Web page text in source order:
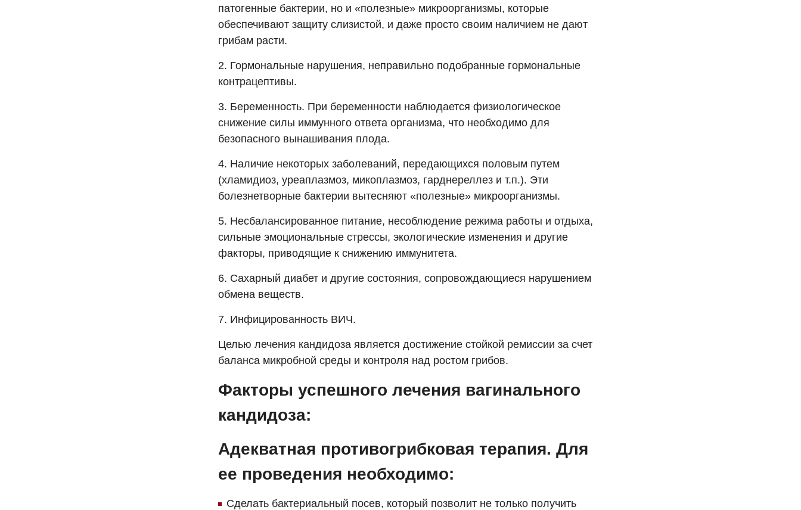
патогенные бактерии, но и «полезные» микроорганизмы, которые
обеспечивают защиту слизистой, и даже просто своим наличием не дают
грибам расти.
2. Гормональные нарушения, неправильно подобранные гормональные
контрацептивы.
3. Беременность. При беременности наблюдается физиологическое
снижение силы иммунного ответа организма, что необходимо для
безопасного вынашивания плода.
4. Наличие некоторых заболеваний, передающихся половым путем
(хламидиоз, уреаплазмоз, микоплазмоз, гарднереллез и т.п.). Эти
болезнетворные бактерии вытесняют «полезные» микроорганизмы.
5. Несбалансированное питание, несоблюдение режима работы и отдыха,
сильные эмоциональные стрессы, экологические изменения и другие
факторы, приводящие к снижению иммунитета.
6. Сахарный диабет и другие состояния, сопровождающиеся нарушением
обмена веществ.
7. Инфицированность ВИЧ.
Целью лечения кандидоза является достижение стойкой ремиссии за счет
баланса микробной среды и контроля над ростом грибов.
Факторы успешного лечения вагинального
кандидоза:
Адекватная противогрибковая терапия. Для
ее проведения необходимо:
Сделать бактериальный посев, который позволит не только получить